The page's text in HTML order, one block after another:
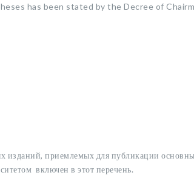
has been stated by the Decree of
приемлемых для публикации
включен в этот перечень.